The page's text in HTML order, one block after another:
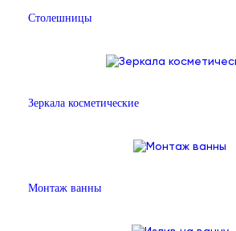
Столешницы
Зеркала косметические
Монтаж ванны